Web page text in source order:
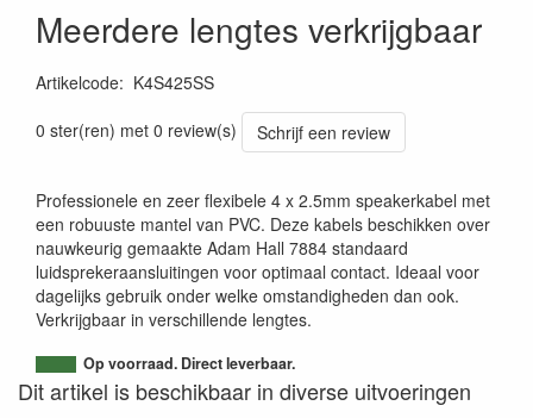
Meerdere lengtes verkrijgbaar
Artikelcode: K4S425SS
0 ster(ren) met 0 review(s)
Schrijf een review
Professionele en zeer flexibele 4 x 2.5mm speakerkabel met
een robuuste mantel van PVC. Deze kabels beschikken over
nauwkeurig gemaakte Adam Hall 7884 standaard
luidsprekeraansluitingen voor optimaal contact. Ideaal voor
dagelijks gebruik onder welke omstandigheden dan ook.
Verkrijgbaar in verschillende lengtes.
Op voorraad. Direct leverbaar.
Dit artikel is beschikbaar in diverse uitvoeringen